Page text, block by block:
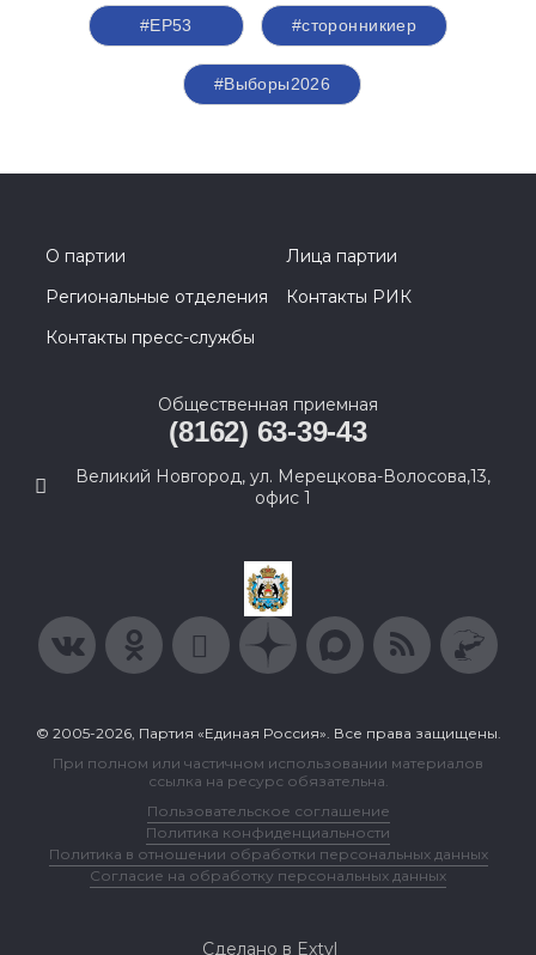
#ЕР53 #сторонникиер
#Выборы2026
О партии
Лица партии
Региональные отделения
Контакты РИК
Контакты пресс-службы
Общественная приемная
(8162) 63-39-43
Великий Новгород, ул. Мерецкова-Волосова,13,
офис 1
© 2005-2026, Партия «Единая Россия». Все права защищены.
При полном или частичном использовании материалов
ссылка на ресурс обязательна.
Пользовательское соглашение
Политика конфиденциальности
Политика в отношении обработки персональных данных
Согласие на обработку персональных данных
Сделано в Extyl